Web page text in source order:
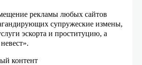
рекламы любых сайтов
супружеские измены,
эскорта и проституцию, а
контент